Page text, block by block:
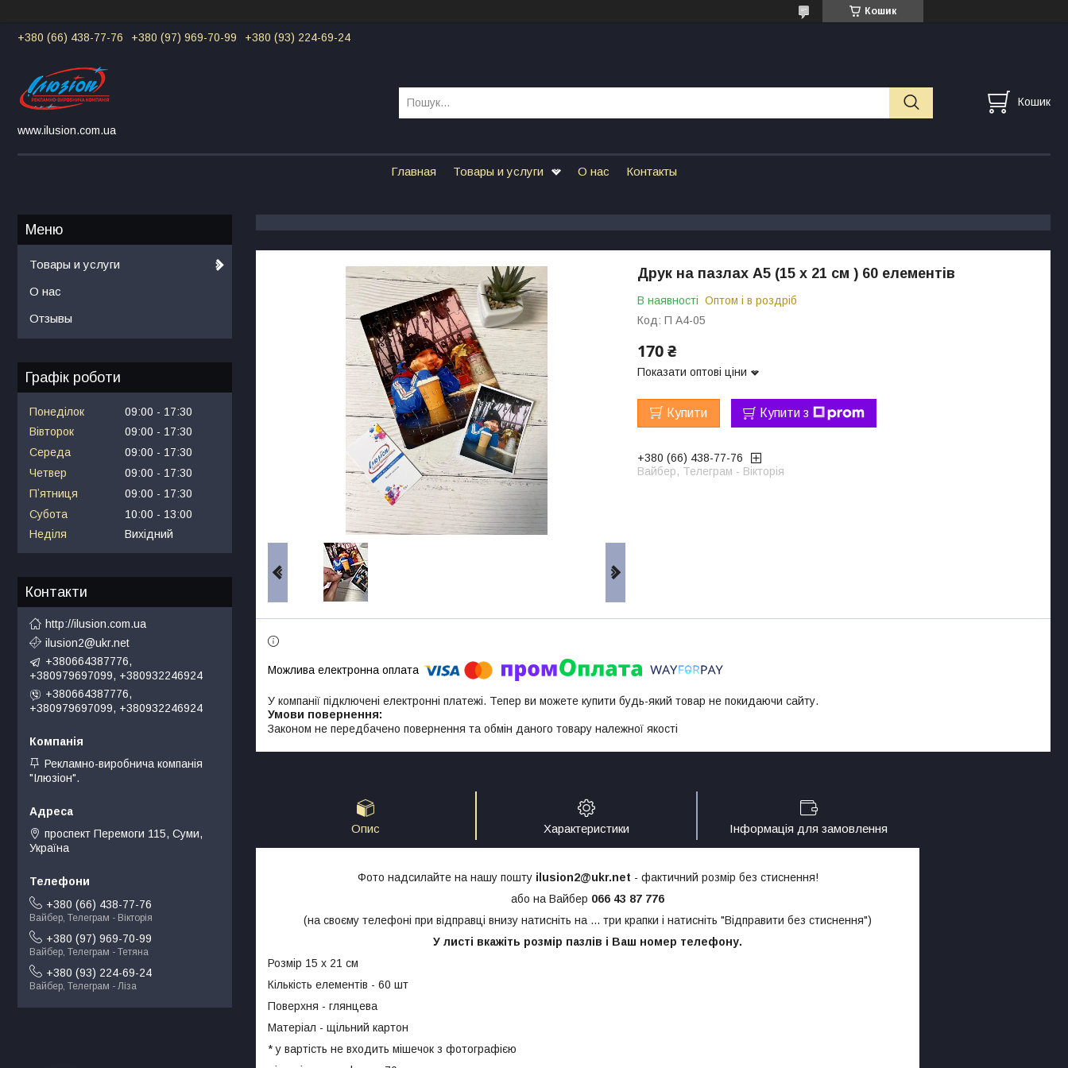
Кошик
+380 (66) 438-77-76 +380 (97) 969-70-99 +380 (93) 224-69-24
www.ilusion.com.ua
Кошик
Главная Товары и услуги О нас Контакты
Друк на пазлах А5 (15 х 21 см ) 60 елементів
В наявності Оптом і в роздріб
Код: П А4-05
170 ₴
Показати оптові ціни
Купити Купити з
+380 (66) 438-77-76
Вайбер, Телеграм - Вікторія
У компанії підключені електронні платежі. Тепер ви можете купити будь-який товар не покидаючи сайту.
Законом не передбачено повернення та обмін даного товару належної якості
Опис Характеристики Інформація для замовлення
Фото надсилайте на нашу поштуilusion2@ukr.net - фактичний розмір без стиснення!
або на Вайбер 066 43 87 776
(на своєму телефоні при відправці внизу натисніть на ... три крапки і натисніть "Відправити без стиснення")
У листі вкажіть розмір пазлів і Ваш номер телефону.
Розмір 15 х 21 см
Кількість елементів - 60 шт
Поверхня - глянцева
Матеріал - щільний картон
* у вартість не входить мішечок з фотографією
Товары и услуги
О нас
Отзывы
Графік роботи
Понеділок 09:00
17:30
Вівторок
09:00
17:30
Середа
09:00
17:30
Четвер
09:00
17:30
Пʼятниця
09:00
17:30
Субота
10:00
13:00
Неділя
Вихідний
Контакти
http://ilusion.com.ua
ilusion2@ukr.net
+380664387776,
+380979697099, +380932246924
+380664387776,
+380979697099, +380932246924
Рекламно-виробнича компанія
"Ілюзіон".
проспект Перемоги 115, Суми,
Україна
+380 (66) 438-77-76
Вайбер, Телеграм - Вікторія
+380 (97) 969-70-99
Вайбер, Телеграм - Тетяна
+380 (93) 224-69-24
Вайбер, Телеграм - Ліза